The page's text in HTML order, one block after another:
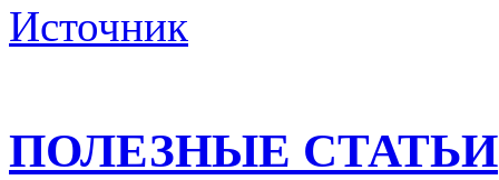
Источник
ПОЛЕЗНЫЕ СТАТЬИ